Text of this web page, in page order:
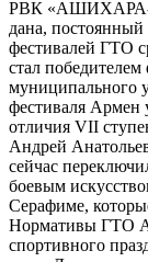
РВК «АШИХАРА-
дана,
фестивалей ГТО
стал
муниципального
фестиваля Армен
отличия VII
Андрей
сейчас
боевым
Серафиме,
Нормативы ГТО
спортивного